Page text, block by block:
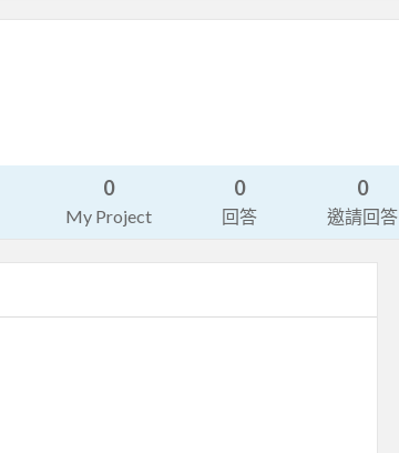
0
My Project
0
回答
0
邀請回答